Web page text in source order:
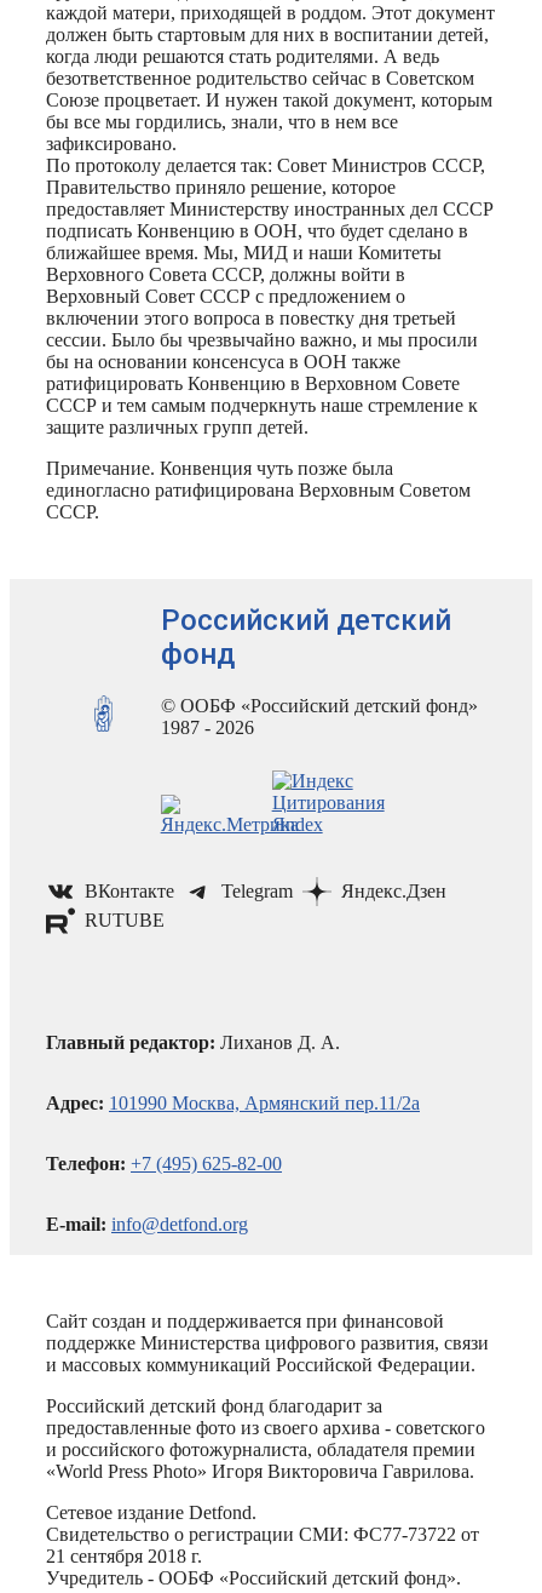
каждой матери, приходящей в роддом. Этот документ
должен быть стартовым для них в воспитании детей,
когда люди решаются стать родителями. А ведь
безответственное родительство сейчас в Советском
Союзе процветает. И нужен такой документ, которым
бы все мы гордились, знали, что в нем все
зафиксировано.
По протоколу делается так: Совет Министров СССР,
Правительство приняло решение, которое
предоставляет Министерству иностранных дел СССР
подписать Конвенцию в ООН, что будет сделано в
ближайшее время. Мы, МИД и наши Комитеты
Верховного Совета СССР, должны войти в
Верховный Совет СССР с предложением о
включении этого вопроса в повестку дня третьей
сессии. Было бы чрезвычайно важно, и мы просили
бы на основании консенсуса в ООН также
ратифицировать Конвенцию в Верховном Совете
СССР и тем самым подчеркнуть наше стремление к
защите различных групп детей.
Примечание. Конвенция чуть позже была
единогласно ратифицирована Верховным Советом
СССР.
Российский детский
фонд
© ООБФ «Российский детский фонд»
1987 - 2026
ВКонтакте Telegram
Яндекс.Дзен
RUTUBE
Главный редактор: Лиханов Д. А.
Адрес: 101990 Москва, Армянский пер.11/2а
Телефон: +7 (495) 625-82-00
E-mail: info@detfond.org
Сайт создан и поддерживается при финансовой
поддержке Министерства цифрового развития, связи
и массовых коммуникаций Российской Федерации.
Российский детский фонд благодарит за
предоставленные фото из своего архива - советского
и российского фотожурналиста, обладателя премии
«World Press Photo» Игоря Викторовича Гаврилова.
Сетевое издание Detfond.
Свидетельство о регистрации СМИ: ФС77-73722 от
21 сентября 2018 г.
Учредитель - ООБФ «Российский детский фонд».